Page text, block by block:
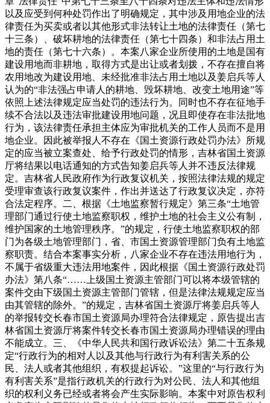
以及应受到何种处罚作出了明确规定，其中涉及用地企业的法
律责任为买卖或者以其他形式非法转让土地的法律责任（第七
十三条）、破坏耕地的法律责任（第七十四条）和非法占用土
地的责任（第七十六条）。本案八家企业所使用的土地是国有
建设用地而非耕地，取得方式是出让或者划拨，不存在擅自将
农用地改为建设用地、未经批准非法占用土地以及姜启兵等人
认为的“非法强占申请人的耕地、毁坏耕地、改变土地用途”等
依照上述法律规定应当处罚的违法行为。同时也不存在征地手
续不合法以及违法审批建设用地问题，况且即使存在非法批地
行为，该法律责任承担主体应为审批机关的工作人员而不是用
地企业。因此被举报人不存在《国土资源行政处罚办法》所规
定的应当被立案查处、给予行政处罚的情形，吉林省国土资源
厅将结果以电话通知的方式告知姜启兵等人并不违反法律规
定。吉林省人民政府作为行政复议机关，按照法律法规的规定
受理审查该行政复议案件，作出并送达了行政复议决定，亦符
合法定程序。二、根据《土地监察暂行规定》第三条“土地管
理部门通过行使土地监察职权，维护土地的社会主义公有制，
维护国家的土地管理秩序。”的规定，行使土地监察职权的部
门为各级土地管理部门，省、市国土资源管理部门负有土地监
察职责。结合本案事实分析，八家企业不存在违法用地行为，
不属于省级重大违法用地案件，因此根据《国土资源行政处罚
办法》第八条“……上级国土资源主管部门可以将本级管辖的
案件交由下级国土资源主管部门管辖，但是法律法规规定应当
由其管辖的除外。”的规定，吉林省国土资源厅将姜启兵等人
的举报转交长春市国土资源局办理符合法律规定，原告提出吉
林省国土资源厅将案件转交长春市国土资源局办理错误的理由
不能成立。三、《中华人民共和国行政诉讼法》第二十五条规
定“行政行为的相对人以及其他与行政行为有利害关系的公
民、法人或者其他组织，有权提起诉讼。”这里的“与行政行为
有利害关系”是指行政机关的行政行为对公民、法人和其他组
织的权利义务已经或者将会产生实际影响。本案中对原告权利